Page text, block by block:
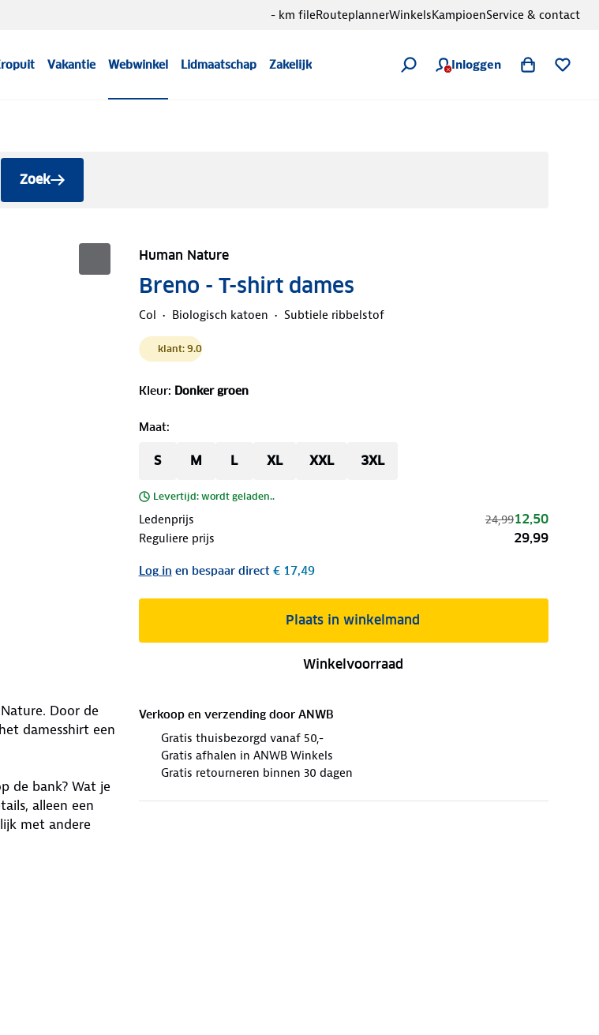
Vakantie Webwinkel Lidmaatschap Zakelijk Inloggen
- km fileRouteplannerWinkelsKampioenService & contact
Zoek
Human Nature
Breno - T-shirt dames
Col Biologisch katoen Subtiele ribbelstof
klant: 9.0
Kleur: Donker groen
Maat:
S M L XL XXL 3XL
Levertijd: wordt geladen..
Ledenprijs 24,9912,50
Reguliere prijs 29,99
Log in en bespaar direct€ 17,49
Plaats in winkelmand
Winkelvoorraad
Verkoop en verzending door ANWB
Gratis thuisbezorgd vanaf 50,-
Gratis afhalen in ANWB Winkels
Gratis retourneren binnen 30 dagen
Door de
damesshirt een
de bank? Wat je
alleen een
met andere
nieuwe